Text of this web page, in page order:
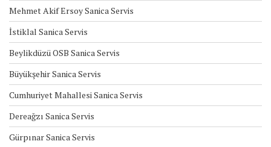
Mehmet Akif Ersoy Sanica Servis
İstiklal Sanica Servis
Beylikdüzü OSB Sanica Servis
Büyükşehir Sanica Servis
Cumhuriyet Mahallesi Sanica Servis
Dereağzı Sanica Servis
Gürpınar Sanica Servis